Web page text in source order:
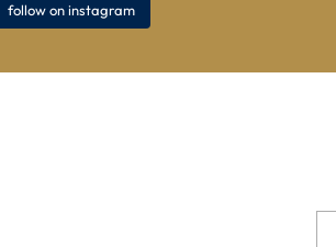
follow on instagram